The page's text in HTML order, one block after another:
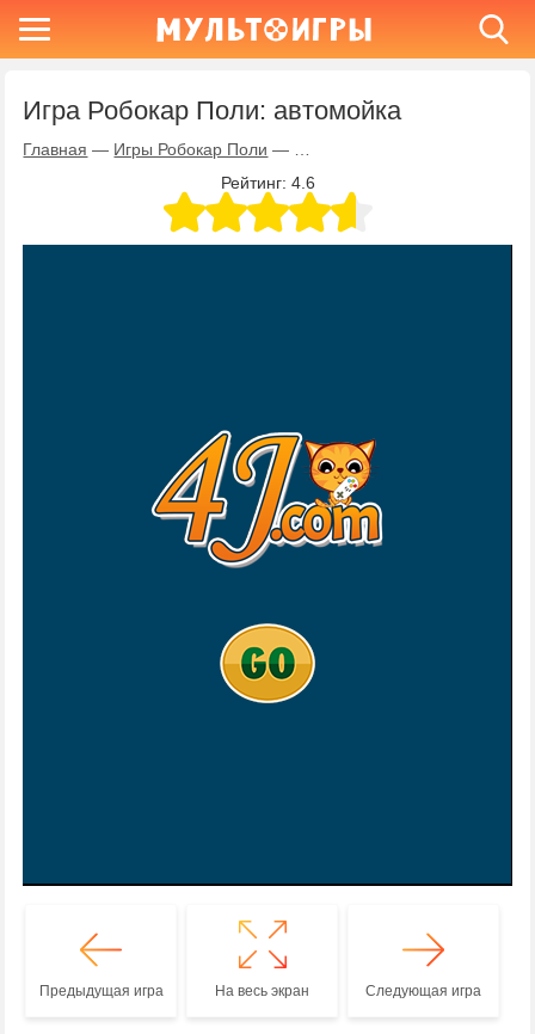
Игра Робокар Поли: автомойка
Главная — Игры Робокар Поли —
Рейтинг: 4.6
Предыдущая игра На весь экран Следующая игра